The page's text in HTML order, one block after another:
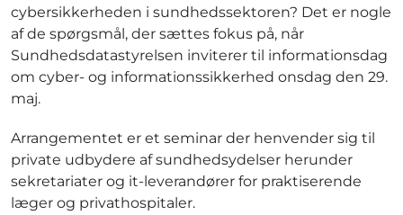
cybersikkerheden i sundhedssektoren? Det er nogle
af de spørgsmål, der sættes fokus på, når
Sundhedsdatastyrelsen inviterer til informationsdag
om cyber- og informationssikkerhed onsdag den 29.
maj.
Arrangementet er et seminar der henvender sig til
private udbydere af sundhedsydelser herunder
sekretariater og it-leverandører for praktiserende
læger og privathospitaler.